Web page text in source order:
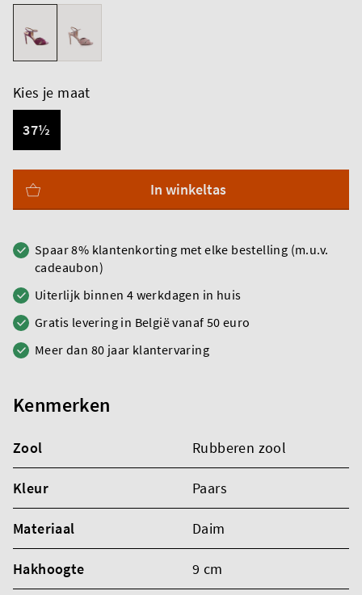
Kies je maat
37½
In winkeltas
Spaar 8% klantenkorting met elke bestelling (m.u.v.
cadeaubon)
Uiterlijk binnen 4 werkdagen in huis
Gratis levering in België vanaf 50 euro
Meer dan 80 jaar klantervaring
Kenmerken
Zool Rubberen zool
Kleur Paars
Materiaal Daim
Hakhoogte 9 cm